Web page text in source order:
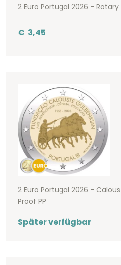
2 Euro Portugal 2026 - Rotary
€ 3,45
2 Euro Portugal 2026 -
Proof PP
Später verfügbar